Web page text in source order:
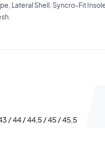
Lateral Shell, Syncro-Fit
/ 44 / 44,5 / 45 / 45,5